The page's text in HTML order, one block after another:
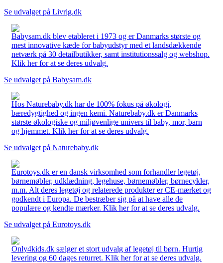
Se udvalget på Livrig.dk
Babysam.dk blev etableret i 1973 og er Danmarks største og
mest innovative kæde for babyudstyr med et landsdækkende
netværk på 30 detailbutikker, samt institutionssalg og webshop.
Klik her for at se deres udvalg.
Se udvalget på Babysam.dk
Hos Naturebaby.dk har de 100% fokus på økologi,
bæredygtighed og ingen kemi. Naturebaby.dk er Danmarks
største økologiske og miljøvenlige univers til baby, mor, barn
og hjemmet. Klik her for at se deres udvalg.
Se udvalget på Naturebaby.dk
Eurotoys.dk er en dansk virksomhed som forhandler legetøj,
børnemøbler, udklædning, legehuse, børnemøbler, børnecykler,
m.m. Alt deres legetøj og relaterede produkter er CE-mærket og
godkendt i Europa. De bestræber sig på at have alle de
populære og kendte mærker. Klik her for at se deres udvalg.
Se udvalget på Eurotoys.dk
Only4kids.dk sælger et stort udvalg af legetøj til børn. Hurtig
levering og 60 dages returret. Klik her for at se deres udvalg.